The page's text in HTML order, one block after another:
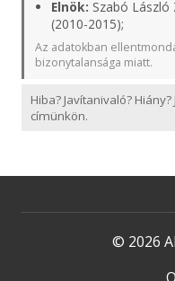
Elnök: Szabó
(2010-2015);
Az adatokban
bizonytalansága miatt.
Hiba? Javítanivaló?
címünkön.
© 2026